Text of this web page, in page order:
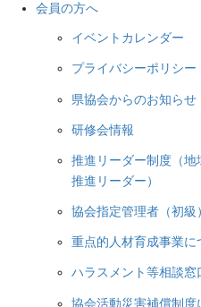
会員の方へ
イベントカレンダー
プライバシーポリシー
県協会からのお知らせ
研修会情報
推進リーダー制度（
推進リーダー）
協会指定管理者（初級
重点的人材育成事業に
ハラスメント等相談窓
協会活動災害補償制度